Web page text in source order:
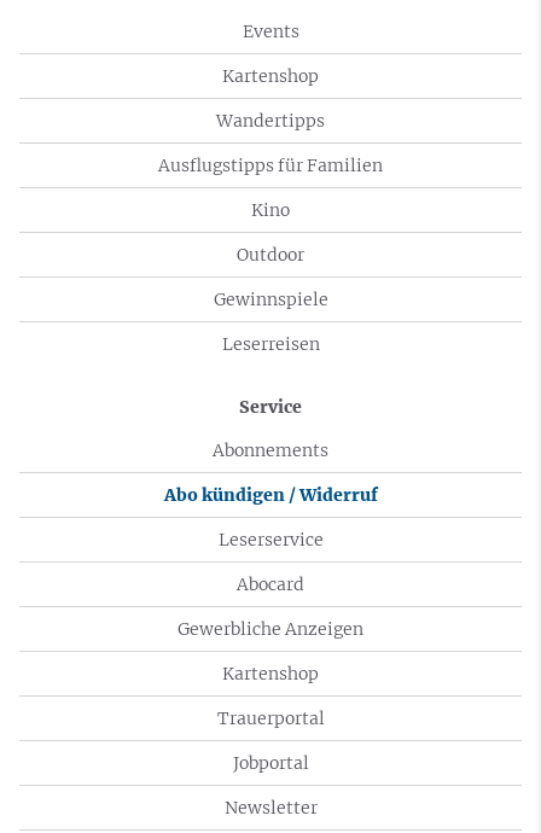
Events
Kartenshop
Wandertipps
Ausflugstipps für Familien
Kino
Outdoor
Gewinnspiele
Leserreisen
Service
Abonnements
Abo kündigen / Widerruf
Leserservice
Abocard
Gewerbliche Anzeigen
Kartenshop
Trauerportal
Jobportal
Newsletter